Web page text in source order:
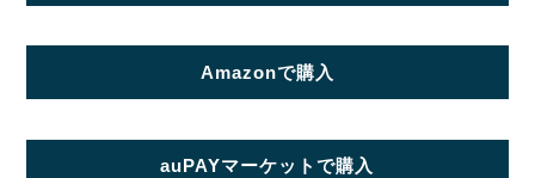
Amazonで購入
auPAYマーケットで購入